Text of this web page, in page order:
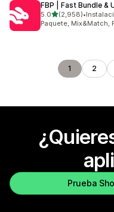
FBP | Fast Bundle &
5.0de 5 estrellas
(2,958)
2958 reseñas en total
•
Paquete, Mix&Match,
1 2
Prueba